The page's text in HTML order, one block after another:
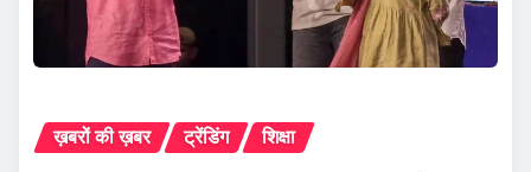
ख़बरों की ख़बर ट्रेंडिंग शिक्षा